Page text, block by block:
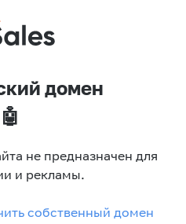
домен
🤖
не предназначен для
и рекламы.
собственный домен